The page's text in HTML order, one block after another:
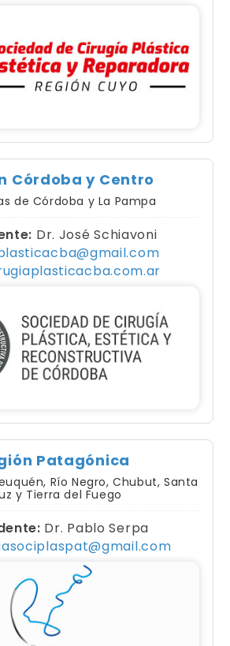
Córdoba y Centro
de Córdoba y La Pampa
Dr. José Schiavoni
Patagónica
Río Negro, Chubut, Santa
y Tierra del Fuego
Dr. Pablo Serpa